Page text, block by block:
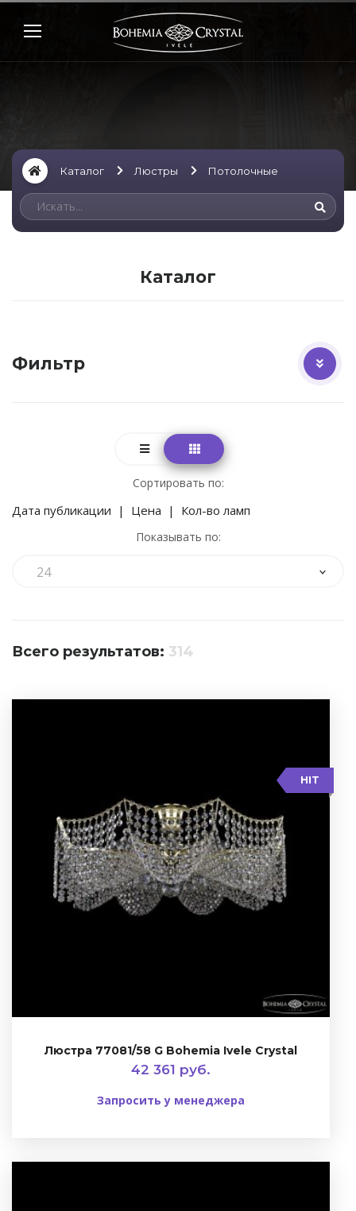
Каталог Люстры Потолочные
Сортировать по:
Дата публикации | Цена | Кол-во ламп
Показывать по:
24
Всего результатов: 314
Люстра 77081/58 G Bohemia Ivele Crystal
42 361 руб.
Запросить у менеджера
HIT
Каталог
Фильтр